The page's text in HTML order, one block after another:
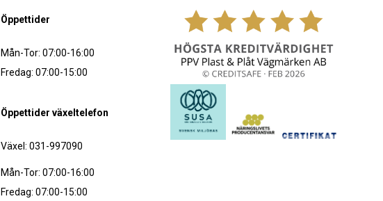
Öppettider
Mån-Tor: 07:00-16:00
Fredag: 07:00-15:00
Öppettider växeltelefon
Växel: 031-997090
Mån-Tor: 07:00-16:00
Fredag: 07:00-15:00